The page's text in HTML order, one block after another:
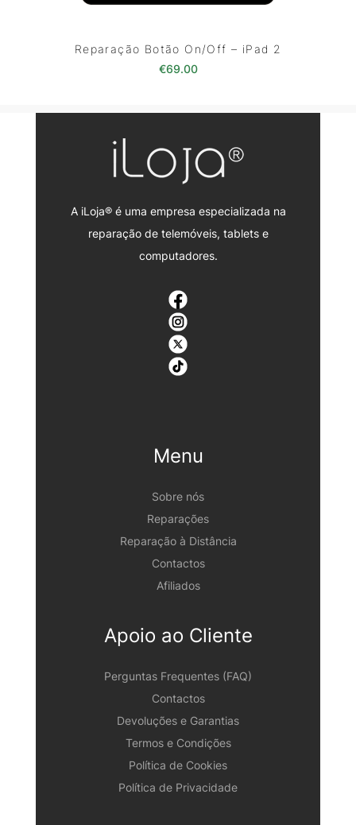
Reparação Botão On/Off – iPad 2
€69.00
A iLoja® é uma empresa especializada na
reparação de telemóveis, tablets e
computadores.
Menu
Sobre nós
Reparações
Reparação à Distância
Contactos
Afiliados
Apoio ao Cliente
Perguntas Frequentes (FAQ)
Contactos
Devoluções e Garantias
Termos e Condições
Política de Cookies
Política de Privacidade